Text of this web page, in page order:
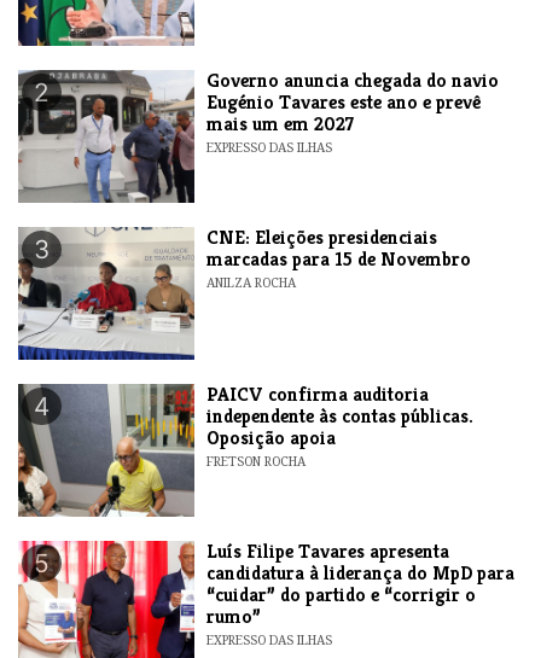
2
Governo anuncia chegada do navio
Eugénio Tavares este ano e prevê
mais um em 2027
EXPRESSO DAS ILHAS
3
CNE: Eleições presidenciais
marcadas para 15 de Novembro
ANILZA ROCHA
4
​PAICV confirma auditoria
independente às contas públicas.
Oposição apoia
FRETSON ROCHA
5
Luís Filipe Tavares apresenta
candidatura à liderança do MpD para
“cuidar” do partido e “corrigir o
rumo”
EXPRESSO DAS ILHAS